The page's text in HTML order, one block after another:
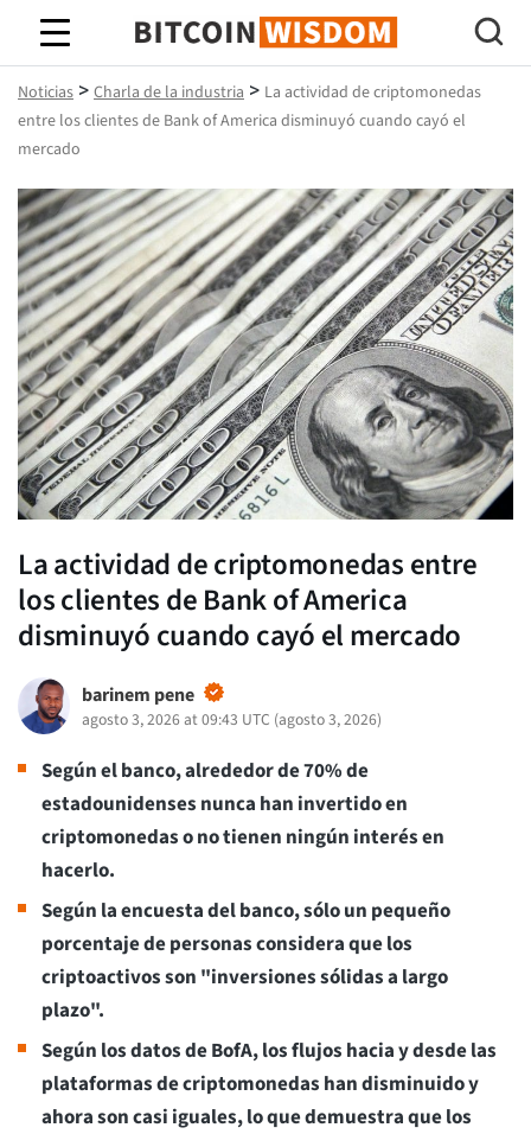
Sabiduría de Bitcoin
Noticias > Charla de la industria > La actividad de criptomonedas
entre los clientes de Bank of America disminuyó cuando cayó el
mercado
La actividad de criptomonedas entre
los clientes de Bank of America
disminuyó cuando cayó el mercado
barinem pene
agosto 3, 2026 at 09:43 UTC (agosto 3, 2026)
Según el banco, alrededor de 70% de
estadounidenses nunca han invertido en
criptomonedas o no tienen ningún interés en
hacerlo.
Según la encuesta del banco, sólo un pequeño
porcentaje de personas considera que los
criptoactivos son "inversiones sólidas a largo
plazo".
Según los datos de BofA, los flujos hacia y desde las
plataformas de criptomonedas han disminuido y
ahora son casi iguales, lo que demuestra que los